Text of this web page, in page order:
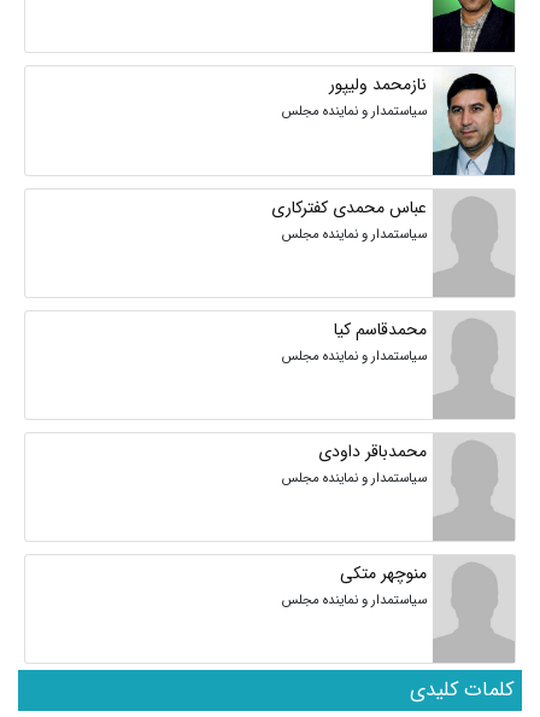
نازمحمد ولیپور
سیاستمدار و نماینده مجلس
عباس محمدی کفترکاری
سیاستمدار و نماینده مجلس
محمدقاسم کیا
سیاستمدار و نماینده مجلس
محمدباقر داودی
سیاستمدار و نماینده مجلس
منوچهر متکی
سیاستمدار و نماینده مجلس
کلمات کلیدی